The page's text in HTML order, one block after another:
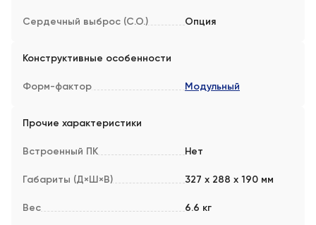
Сердечный выброс (C.O.) Опция
Конструктивные особенности
Форм-фактор Модульный
Прочие характеристики
Встроенный ПК Нет
Габариты (Д×Ш×В) 327 х 288 х 190 мм
Вес 6.6 кг